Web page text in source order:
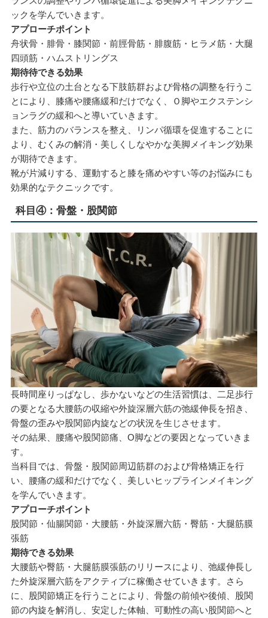
ックを学んでいきます。
アプローチポイント
舟状骨・腓骨・膝関節・前脛骨筋・腓腹筋・ヒラメ筋・大腿
四頭筋・ハムストリングス
期待待できる効果
歩行や立位の土台となる下肢筋群および骨格の調整を行うこ
とにより、膝痛や腰痛緩和だけでなく、Ｏ脚やエクステンシ
ョンラグの緩和へと導いていきます。
また、筋力のバランスを整え、リンパ循環を促進することに
より、むくみの解消・美しくしなやかな美脚メイキング効果
が期待できます。
靴が片減りする、運動すると膝を痛めやすい等のお悩みにも
効果的なテクニックです。
科目④：骨盤・股関節
長時間座りっぱなし、歩かないなどの生活習慣は、二足歩行
の要となる大腰筋の収縮や外旋深層六筋の弛緩伸長を招き、
骨盤の歪みや股関節内旋などの状況を生じさせます。
その結果、腰痛や股関節痛、O脚などの要因となっていきま
す。
当科目では、骨盤・股関節周辺筋群のおよび骨格矯正を行
い、腰痛の緩和だけでなく、美しいヒップラインメイキング
を学んでいきます。
アプローチポイント
股関節・仙腸関節・大腰筋・外旋深層六筋・臀筋・大腿筋膜
張筋
期待できる効果
大腰筋や臀筋・大腿筋膜張筋のリリースにより、弛緩伸長し
た外旋深層六筋をアクティブに稼働させていきます。さら
に、股関節矯正を行うことにより、骨盤の前傾や後傾、股関
節の内旋を解消し、安定した体軸、可動性の高い股関節へと